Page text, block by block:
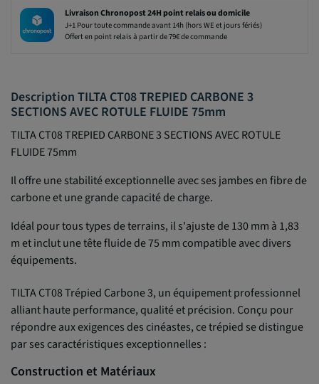
Livraison Chronopost 24H point relais ou domicile
J+1 Pour toute commande avant 14h (hors WE et jours fériés)
Offert en point relais à partir de 79€ de commande
Description TILTA CT08 TREPIED CARBONE 3
SECTIONS AVEC ROTULE FLUIDE 75mm
TILTA CT08 TREPIED CARBONE 3 SECTIONS AVEC ROTULE
FLUIDE 75mm
Il offre une stabilité exceptionnelle avec ses jambes en fibre de
carbone et une grande capacité de charge.
Idéal pour tous types de terrains, il s'ajuste de 130 mm à 1,83
m et inclut une tête fluide de 75 mm compatible avec divers
équipements.
TILTA CT08 Trépied Carbone 3, un équipement professionnel
alliant haute performance, qualité et précision. Conçu pour
répondre aux exigences des cinéastes, ce trépied se distingue
par ses caractéristiques exceptionnelles :
Construction et Matériaux